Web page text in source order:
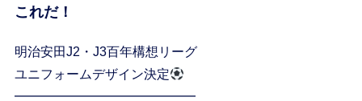
これだ！
明治安田J2・J3百年構想リーグ
ユニフォームデザイン決定
━━━━━━━━━━━━━━